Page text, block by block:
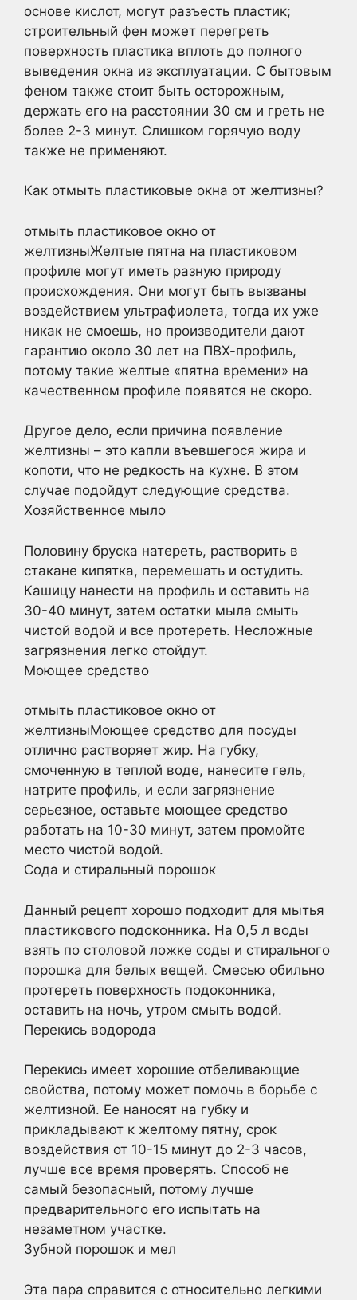
основе кислот, могут разъесть пластик;
строительный фен может перегреть
поверхность пластика вплоть до полного
выведения окна из эксплуатации. С бытовым
феном также стоит быть осторожным,
держать его на расстоянии 30 см и греть не
более 2-3 минут. Слишком горячую воду
также не применяют.
Как отмыть пластиковые окна от желтизны?
отмыть пластиковое окно от
желтизныЖелтые пятна на пластиковом
профиле могут иметь разную природу
происхождения. Они могут быть вызваны
воздействием ультрафиолета, тогда их уже
никак не смоешь, но производители дают
гарантию около 30 лет на ПВХ-профиль,
потому такие желтые «пятна времени» на
качественном профиле появятся не скоро.
Другое дело, если причина появление
желтизны – это капли въевшегося жира и
копоти, что не редкость на кухне. В этом
случае подойдут следующие средства.
Хозяйственное мыло
Половину бруска натереть, растворить в
стакане кипятка, перемешать и остудить.
Кашицу нанести на профиль и оставить на
30-40 минут, затем остатки мыла смыть
чистой водой и все протереть. Несложные
загрязнения легко отойдут.
Моющее средство
отмыть пластиковое окно от
желтизныМоющее средство для посуды
отлично растворяет жир. На губку,
смоченную в теплой воде, нанесите гель,
натрите профиль, и если загрязнение
серьезное, оставьте моющее средство
работать на 10-30 минут, затем промойте
место чистой водой.
Сода и стиральный порошок
Данный рецепт хорошо подходит для мытья
пластикового подоконника. На 0,5 л воды
взять по столовой ложке соды и стирального
порошка для белых вещей. Смесью обильно
протереть поверхность подоконника,
оставить на ночь, утром смыть водой.
Перекись водорода
Перекись имеет хорошие отбеливающие
свойства, потому может помочь в борьбе с
желтизной. Ее наносят на губку и
прикладывают к желтому пятну, срок
воздействия от 10-15 минут до 2-3 часов,
лучше все время проверять. Способ не
самый безопасный, потому лучше
предварительного его испытать на
незаметном участке.
Зубной порошок и мел
Эта пара справится с относительно легкими